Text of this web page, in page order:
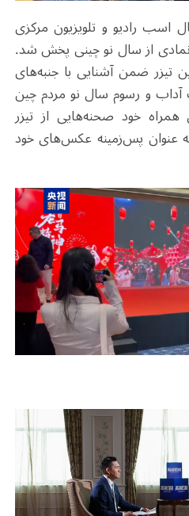
اسب رادیو و تلویزیون مرکزی
از سال نو چینی پخش شد.
تیزر ضمن آشنایی با جنبه‌های
و رسوم سال نو مردم چین
خود صحنه‌هایی از تیزر
عنوان پس‌زمینه عکس‌های خود